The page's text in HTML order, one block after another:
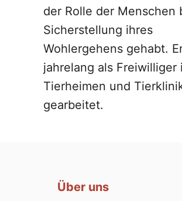
der Rolle der Menschen
Sicherstellung ihres
Wohlergehens gehabt.
jahrelang als Freiwilliger
Tierheimen und
gearbeitet.
Über uns